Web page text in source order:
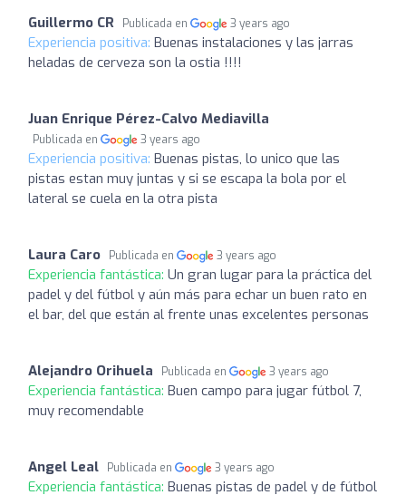
Guillermo CR Publicada en 3 years ago
Experiencia positiva: Buenas instalaciones y las jarras
heladas de cerveza son la ostia !!!!
Juan Enrique Pérez-Calvo Mediavilla
Publicada en 3 years ago
Experiencia positiva: Buenas pistas, lo unico que las
pistas estan muy juntas y si se escapa la bola por el
lateral se cuela en la otra pista
Laura Caro Publicada en 3 years ago
Experiencia fantástica: Un gran lugar para la práctica del
padel y del fútbol y aún más para echar un buen rato en
el bar, del que están al frente unas excelentes personas
Alejandro Orihuela Publicada en 3 years ago
Experiencia fantástica: Buen campo para jugar fútbol 7,
muy recomendable
Angel Leal Publicada en 3 years ago
Experiencia fantástica: Buenas pistas de padel y de fútbol